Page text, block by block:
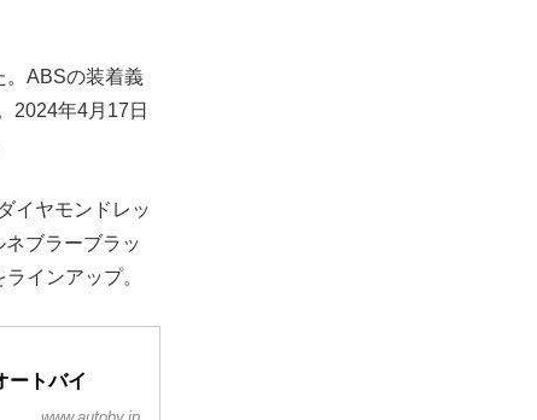
。ABSの装着義
2024年4月17日
イヤモンドレッ
ブラーブラッ
インアップ。
ートバイ